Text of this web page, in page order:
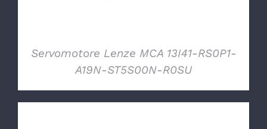
Servomotore Lenze MCA 13I41-RS0P1-
A19N-ST5S00N-R0SU